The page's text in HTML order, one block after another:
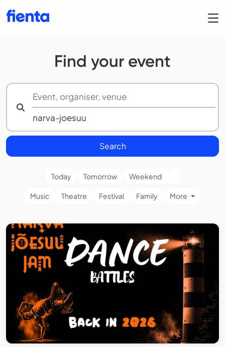
Find your event
Search
Today Tomorrow Weekend
Music Theatre Festival Family More